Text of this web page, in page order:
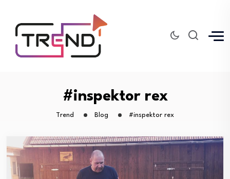
#inspektor rex
Trend Blog #inspektor rex